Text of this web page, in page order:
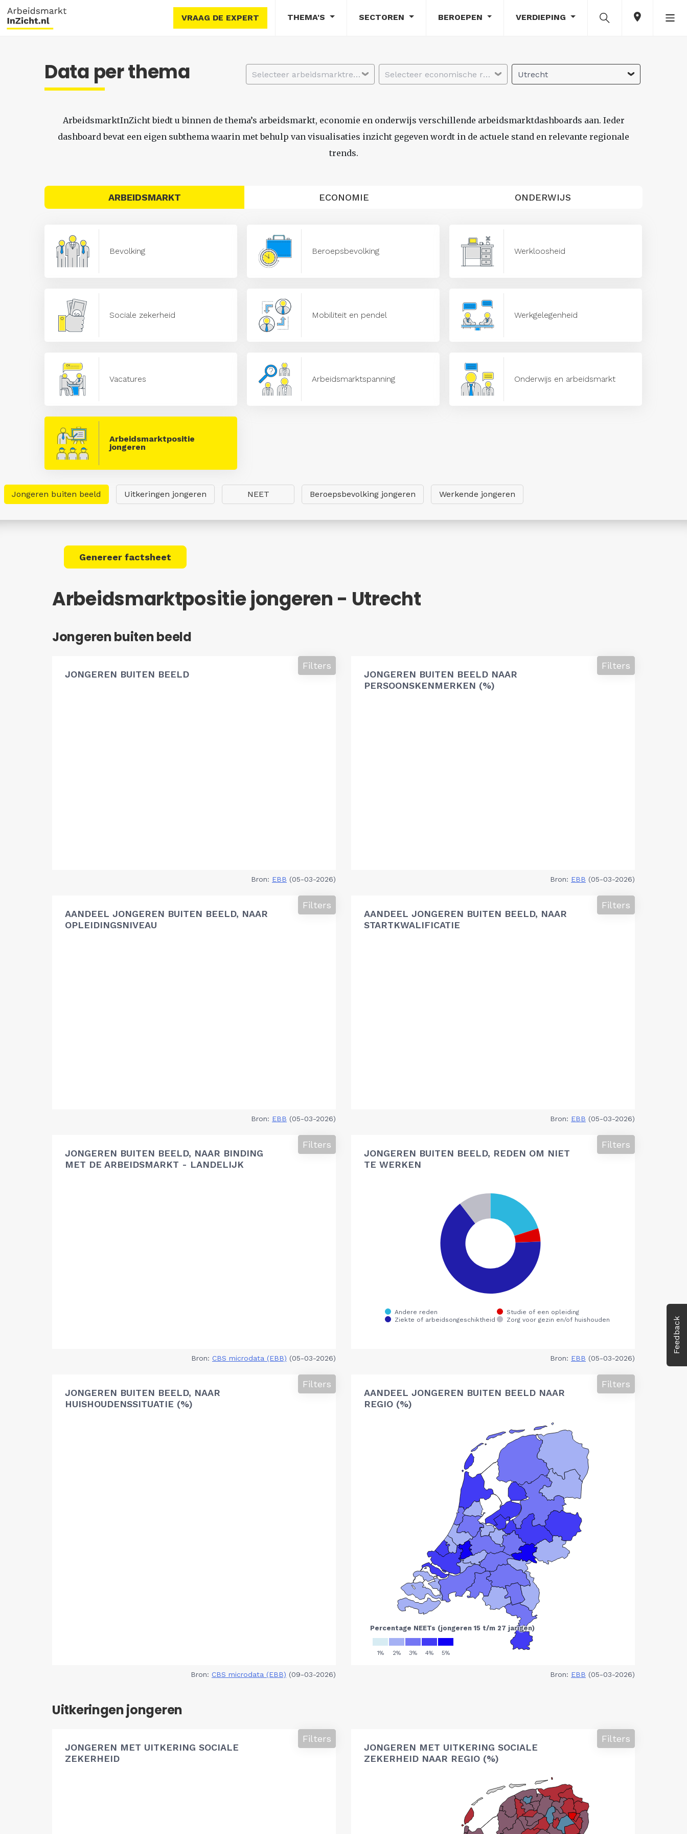
VRAAG DE EXPERT THEMA'S SECTOREN BEROEPEN VERDIEPING
Feedback
Data per thema Selecteer arbeidsmarktregio Selecteer economische regio Utrecht
ArbeidsmarktInZicht biedt u binnen de thema’s arbeidsmarkt, economie en onderwijs verschillende arbeidsmarktdashboards aan. Ieder
dashboard bevat een eigen subthema waarin met behulp van visualisaties inzicht gegeven wordt in de actuele stand en relevante regionale
trends.
ARBEIDSMARKT ECONOMIE ONDERWIJS
Bevolking Beroepsbevolking Werkloosheid
Sociale zekerheid Mobiliteit en pendel Werkgelegenheid
Vacatures Arbeidsmarktspanning Onderwijs en arbeidsmarkt
Arbeidsmarktpositie
jongeren
Jongeren buiten beeld Uitkeringen jongeren NEET Beroepsbevolking jongeren Werkende jongeren
Genereer factsheet
Arbeidsmarktpositie jongeren - Utrecht
Jongeren buiten beeld
JONGEREN BUITEN BEELD
Filters
Bron: EBB (05-03-2026)
JONGEREN BUITEN BEELD NAAR
PERSOONSKENMERKEN (%)
Filters
Bron: EBB (05-03-2026)
AANDEEL JONGEREN BUITEN BEELD, NAAR
OPLEIDINGSNIVEAU
Filters
Bron: EBB (05-03-2026)
AANDEEL JONGEREN BUITEN BEELD, NAAR
STARTKWALIFICATIE
Filters
Bron: EBB (05-03-2026)
JONGEREN BUITEN BEELD, NAAR BINDING
MET DE ARBEIDSMARKT - LANDELIJK
Filters
Bron: CBS microdata (EBB) (05-03-2026)
JONGEREN BUITEN BEELD, REDEN OM NIET
TE WERKEN
Filters
Bron: EBB (05-03-2026)
JONGEREN BUITEN BEELD, NAAR
HUISHOUDENSSITUATIE (%)
Filters
Bron: CBS microdata (EBB) (09-03-2026)
AANDEEL JONGEREN BUITEN BEELD NAAR
REGIO (%)
Filters
Bron: EBB (05-03-2026)
Uitkeringen jongeren
JONGEREN MET UITKERING SOCIALE
ZEKERHEID
Filters
JONGEREN MET UITKERING SOCIALE
ZEKERHEID NAAR REGIO (%)
Filters